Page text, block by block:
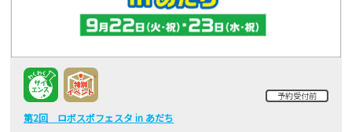
予約受付前
第2回 ロボスポフェスタ in あだち